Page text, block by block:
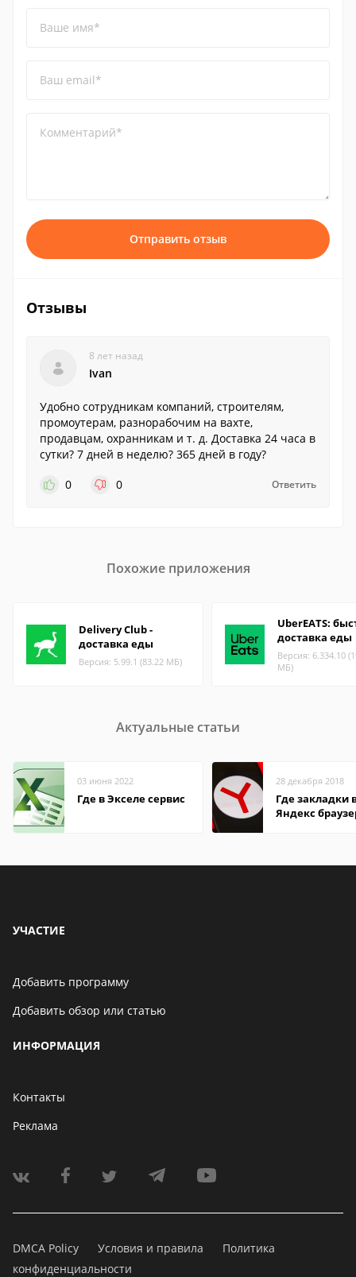
Ваше имя*
Ваш email*
Комментарий*
Отправить отзыв
Отзывы
8 лет назад
Ivan
Удобно сотрудникам компаний, строителям,
промоутерам, разнорабочим на вахте,
продавцам, охранникам и т. д. Доставка 24 часа в
сутки? 7 дней в неделю? 365 дней в году?
0
0 Ответить
Похожие приложения
Delivery Club -
доставка еды
Версия: 5.99.1 (83.22 МБ)
UberEATS:
доставка еды
Версия: 6.334.10
МБ)
Актуальные статьи
03 июня 2022
Где в Экселе сервис
28 декабря 2018
Где закладки
Яндекс
УЧАСТИЕ
Добавить программу
Добавить обзор или статью
ИНФОРМАЦИЯ
Контакты
Реклама
DMCA Policy Условия и правила
Политика
конфиденциальности